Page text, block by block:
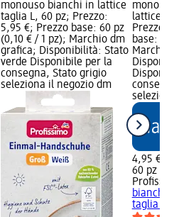
monouso bianchi in lattice
taglia L, 60 pz; Prezzo:
5,95 €; Prezzo base: 60 pz
(0,10 € / 1 pz); Marchio dm
grafica; Disponibilità: Stato
verde Disponibile per la
consegna, Stato grigio
seleziona il negozio dm
lattice -
Prezzo:
base:
Marchio
4,95 €
60 pz
bianchi
taglia S,